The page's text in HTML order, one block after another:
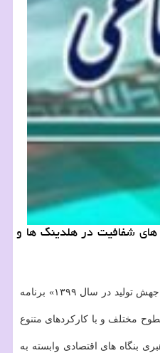
های شفافیت در هلدینگ ها و
به نقل از وزارت تعاون، کار و رفاه اجتماعی، معاونت امور اقتصادی این وزارتخانه با همکاری مرکز فناوری اطلاعات، ارتباطات و تحول اداری با انتشار «برنامه تحقق جهش تولید در سال ۱۳۹۹» برنامه
مختلف و با کارکردهای متنوع
بنگاه های اقتصادی وابسته به